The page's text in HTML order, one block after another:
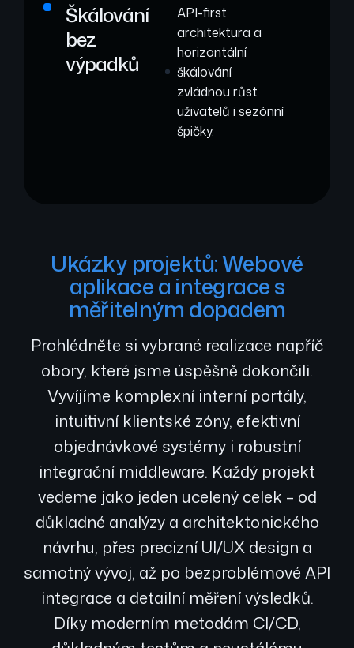
Škálování
bez
výpadků
API-first
architektura a
horizontální
škálování
zvládnou růst
uživatelů i sezónní
špičky.
Ukázky projektů: Webové
aplikace a integrace s
měřitelným dopadem
Prohlédněte si vybrané realizace napříč
obory, které jsme úspěšně dokončili.
Vyvíjíme komplexní interní portály,
intuitivní klientské zóny, efektivní
objednávkové systémy i robustní
integrační middleware. Každý projekt
vedeme jako jeden ucelený celek – od
důkladné analýzy a architektonického
návrhu, přes precizní UI/UX design a
samotný vývoj, až po bezproblémové API
integrace a detailní měření výsledků.
Díky moderním metodám CI/CD,